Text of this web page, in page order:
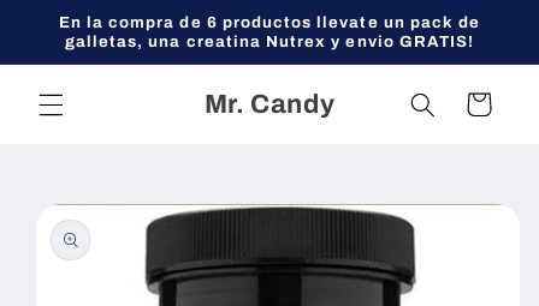
directamente
al contenido
En la compra de 6 productos llevate un pack de
galletas, una creatina Nutrex y envio GRATIS!
Mr. Candy Carrito
directamente
información